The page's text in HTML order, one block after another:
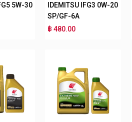
5W-30
IDEMITSU IFG3 0W-20
SP/GF-6A
฿ 480.00